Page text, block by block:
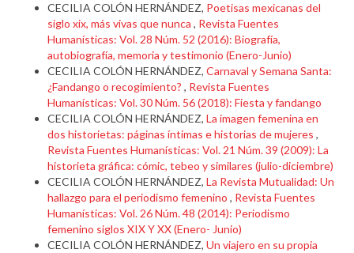
CECILIA COLÓN HERNÁNDEZ, Poetisas mexicanas del
siglo xix, más vivas que nunca , Revista Fuentes
Humanísticas: Vol. 28 Núm. 52 (2016): Biografía,
autobiografía, memoria y testimonio (Enero-Junio)
CECILIA COLÓN HERNÁNDEZ, Carnaval y Semana Santa:
¿Fandango o recogimiento? , Revista Fuentes
Humanísticas: Vol. 30 Núm. 56 (2018): Fiesta y fandango
CECILIA COLÓN HERNÁNDEZ, La imagen femenina en
dos historietas: páginas íntimas e historias de mujeres ,
Revista Fuentes Humanísticas: Vol. 21 Núm. 39 (2009): La
historieta gráfica: cómic, tebeo y similares (julio-diciembre)
CECILIA COLÓN HERNÁNDEZ, La Revista Mutualidad: Un
hallazgo para el periodismo femenino , Revista Fuentes
Humanísticas: Vol. 26 Núm. 48 (2014): Periodismo
femenino siglos XIX Y XX (Enero- Junio)
CECILIA COLÓN HERNÁNDEZ, Un viajero en su propia